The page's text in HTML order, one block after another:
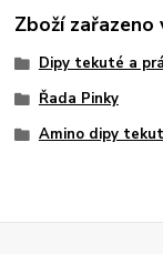
Zboží
Dipy tekuté a
Řada Pinky
Amino dipy